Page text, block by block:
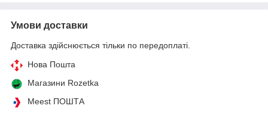
Умови доставки
Доставка здійснюється тільки по передоплаті.
Нова Пошта
Магазини Rozetka
Meest ПОШТА